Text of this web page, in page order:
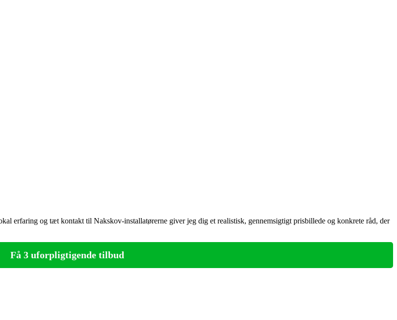
erfaring og tæt kontakt til Nakskov-installatørerne giver jeg dig et realistisk, gennemsigtigt prisbillede og konkrete råd, der
Få 3 uforpligtigende tilbud